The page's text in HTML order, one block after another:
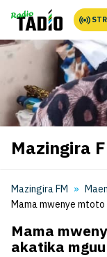
Mazingira
Mazingira FM
Mama mwenye
Mama
akatika